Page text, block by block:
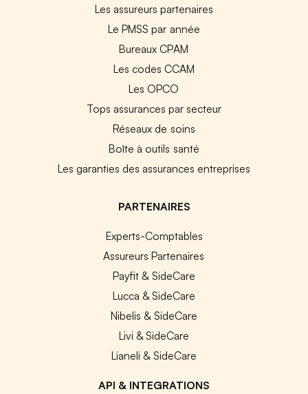
Les assureurs partenaires
Le PMSS par année
Bureaux CPAM
Les codes CCAM
Les OPCO
Tops assurances par secteur
Réseaux de soins
Boîte à outils santé
Les garanties des assurances entreprises
PARTENAIRES
Experts-Comptables
Assureurs Partenaires
Payfit & SideCare
Lucca & SideCare
Nibelis & SideCare
Livi & SideCare
Lianeli & SideCare
API & INTEGRATIONS